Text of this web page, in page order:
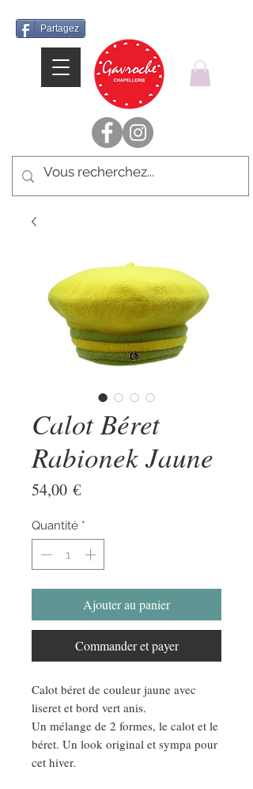
Partagez
Calot Béret
Rabionek Jaune
54,00 €Prix
Quantité *
Ajouter au panier
Commander et payer
Calot béret de couleur jaune avec
liseret et bord vert anis.
Un mélange de 2 formes, le calot et le
béret. Un look original et sympa pour
cet hiver.